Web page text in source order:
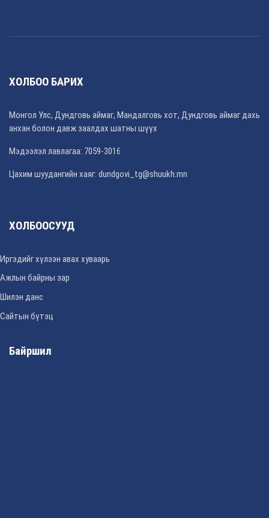
ХОЛБОО БАРИХ
Монгол Улс, Дундговь аймаг, Мандалговь хот, Дундговь аймаг дахь
анхан болон давж заалдах шатны шүүх
Мэдээлэл лавлагаа: 7059-3016
Цахим шуудангийн хаяг: dundgovi_tg@shuukh.mn
ХОЛБООСУУД
Иргэдийг хүлээн авах хуваарь
Ажлын байрны зар
Шилэн данс
Сайтын бүтэц
Байршил